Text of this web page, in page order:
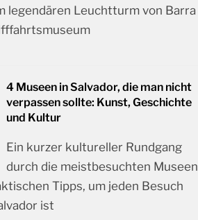
legendären Leuchtturm von Barra
4 Museen in Salvador, die man nicht
verpassen sollte: Kunst, Geschichte
und Kultur
Ein kurzer kultureller Rundgang
durch die meistbesuchten Museen
Tipps, um jeden Besuch
ist